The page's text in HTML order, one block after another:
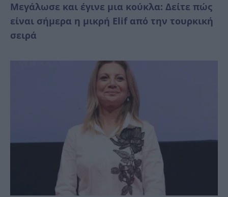
Μεγάλωσε και έγινε μια κούκλα: Δείτε πώς
είναι σήμερα η μικρή Elif από την τουρκική
σειρά